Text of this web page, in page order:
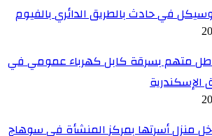
في حادث بالطريق الدائري بالفيوم
متهم بسرقة كابل كهرباء عمومي في
منزل أسرتها بمركز المنشأة في سوهاج